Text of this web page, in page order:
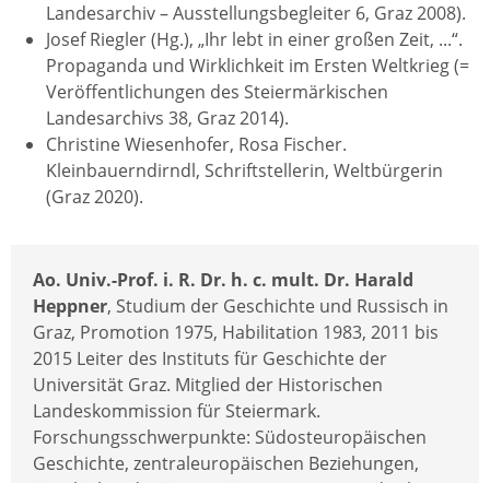
Landesarchiv – Ausstellungsbegleiter 6, Graz 2008).
Josef Riegler (Hg.), „Ihr lebt in einer großen Zeit, ...“.
Propaganda und Wirklichkeit im Ersten Weltkrieg (=
Veröffentlichungen des Steiermärkischen
Landesarchivs 38, Graz 2014).
Christine Wiesenhofer, Rosa Fischer.
Kleinbauerndirndl, Schriftstellerin, Weltbürgerin
(Graz 2020).
Ao. Univ.-Prof. i. R. Dr. h. c. mult. Dr. Harald
Heppner, Studium der Geschichte und Russisch in
Graz, Promotion 1975, Habilitation 1983, 2011 bis
2015 Leiter des Instituts für Geschichte der
Universität Graz. Mitglied der Historischen
Landeskommission für Steiermark.
Forschungsschwerpunkte: Südosteuropäischen
Geschichte, zentraleuropäischen Beziehungen,